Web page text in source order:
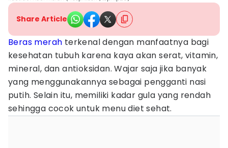
Share Article
Beras merah terkenal dengan manfaatnya bagi
kesehatan tubuh karena kaya akan serat, vitamin,
mineral, dan antioksidan. Wajar saja jika banyak
yang menggunakannya sebagai pengganti nasi
putih. Selain itu, memiliki kadar gula yang rendah
sehingga cocok untuk menu diet sehat.